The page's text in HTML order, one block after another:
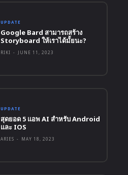
UPDATE
Google Bard สามารถสร้าง
Storyboard ให้เราได้มั้ยนะ?
RIKI - JUNE 11, 2023
UPDATE
สุดยอด 5 แอพ AI สำหรับ Android
และ IOS
ARIES - MAY 18, 2023